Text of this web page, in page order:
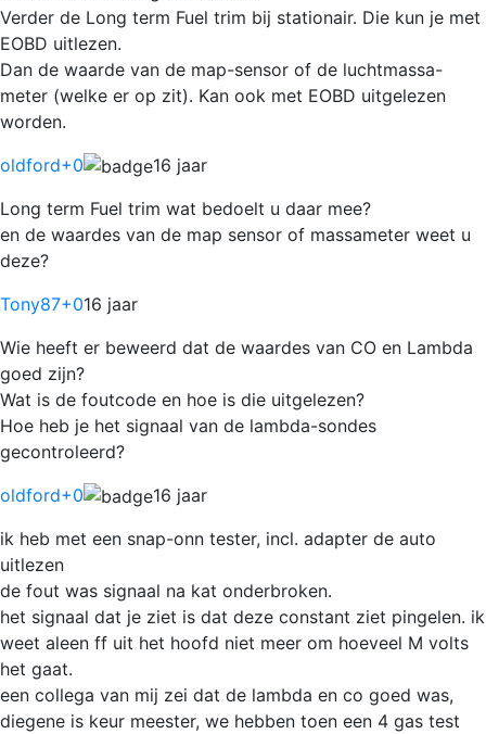
Verder de Long term Fuel trim bij stationair. Die kun je met
EOBD uitlezen.
Dan de waarde van de map-sensor of de luchtmassa-
meter (welke er op zit). Kan ook met EOBD uitgelezen
worden.
oldford+0
16 jaar
Long term Fuel trim wat bedoelt u daar mee?
en de waardes van de map sensor of massameter weet u
deze?
Tony87+016 jaar
Wie heeft er beweerd dat de waardes van CO en Lambda
goed zijn?
Wat is de foutcode en hoe is die uitgelezen?
Hoe heb je het signaal van de lambda-sondes
gecontroleerd?
oldford+0
16 jaar
ik heb met een snap-onn tester, incl. adapter de auto
uitlezen
de fout was signaal na kat onderbroken.
het signaal dat je ziet is dat deze constant ziet pingelen. ik
weet aleen ff uit het hoofd niet meer om hoeveel M volts
het gaat.
een collega van mij zei dat de lambda en co goed was,
diegene is keur meester, we hebben toen een 4 gas test